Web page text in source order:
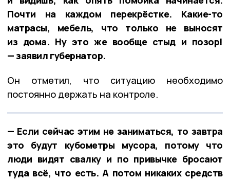
Почти на каждом перекрёстке. Какие-то
матрасы, мебель, что только не выносят
из дома. Ну это же вообще стыд и позор!
— заявил губернатор.
Он отметил, что ситуацию необходимо
постоянно держать на контроле.
— Если сейчас этим не заниматься, то завтра
это будут кубометры мусора, потому что
люди видят свалку и по привычке бросают
туда всё, что есть. А потом никаких средств